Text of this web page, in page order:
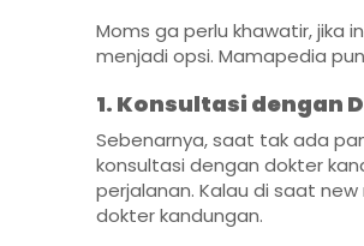
Moms ga perlu khawatir, jika
menjadi opsi. Mamapedia
1. Konsultasi dengan
Sebenarnya, saat tak ada
konsultasi dengan dokter
perjalanan. Kalau di saat
dokter kandungan.